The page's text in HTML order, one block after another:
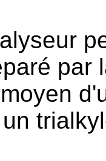
par